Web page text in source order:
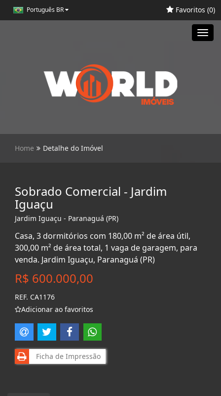
Português BR Favoritos (0)
Home Detalhe do Imóvel
Sobrado Comercial - Jardim
Iguaçu
Jardim Iguaçu - Paranaguá (PR)
Casa, 3 dormitórios com 180,00 m² de área útil,
300,00 m² de área total, 1 vaga de garagem, para
venda. Jardim Iguaçu, Paranaguá (PR)
R$ 600.000,00
REF. CA1176
Adicionar ao favoritos
Ficha de Impressão